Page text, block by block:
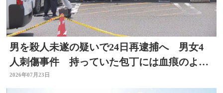
男を殺人未遂の疑いで24日再逮捕へ 男女4
人刺傷事件 持っていた包丁には血痕のよう
なもの付着
2026年07月23日